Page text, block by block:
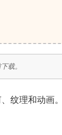
载。
纹理和动画